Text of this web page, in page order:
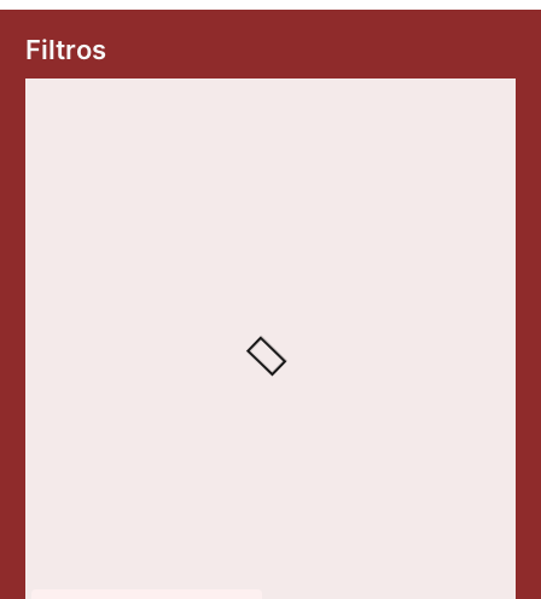
Filtros